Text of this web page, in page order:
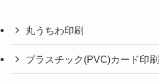
丸うちわ印刷
プラスチック(PVC)カード印刷